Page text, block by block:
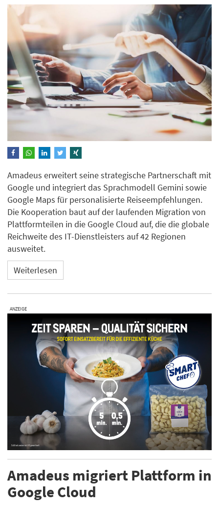
Amadeus erweitert seine strategische Partnerschaft mit
Google und integriert das Sprachmodell Gemini sowie
Google Maps für personalisierte Reiseempfehlungen.
Die Kooperation baut auf der laufenden Migration von
Plattformteilen in die Google Cloud auf, die die globale
Reichweite des IT-Dienstleisters auf 42 Regionen
ausweitet.
Weiterlesen
ANZEIGE
Amadeus migriert Plattform in
Google Cloud